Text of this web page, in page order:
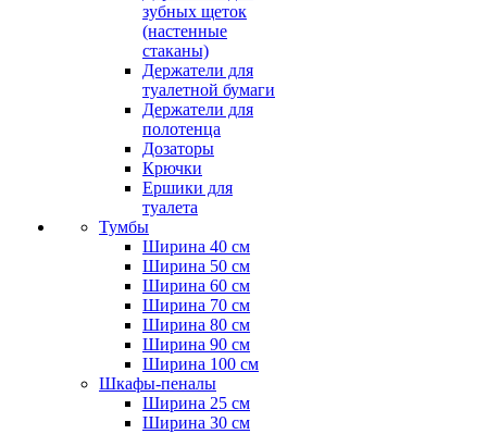
зубных щеток
(настенные
стаканы)
Держатели для
туалетной бумаги
Держатели для
полотенца
Дозаторы
Крючки
Ершики для
туалета
Тумбы
Ширина 40 см
Ширина 50 см
Ширина 60 см
Ширина 70 см
Ширина 80 см
Ширина 90 см
Ширина 100 см
Шкафы-пеналы
Ширина 25 см
Ширина 30 см